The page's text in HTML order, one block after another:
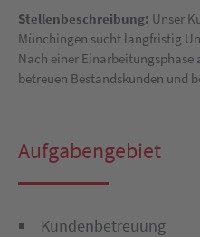
Stellenbeschreibung: Unser
Münchingen sucht langfristig
Nach einer
betreuen Bestandskunden und
Aufgabengebiet
Kundenbetreuung